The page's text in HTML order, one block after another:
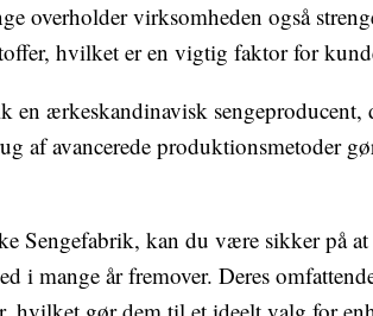
overholder virksomheden også
hvilket er en vigtig faktor for
en ærkeskandinavisk
af avancerede produktionsmetoder
Sengefabrik, kan du være sikker på
i mange år fremover. Deres